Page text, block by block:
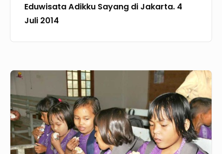
Eduwisata Adikku Sayang di Jakarta. 4
Juli 2014
Pembukaan
Anugrah
Learning
Center
Baru,